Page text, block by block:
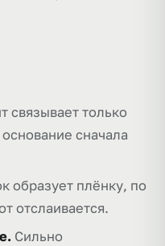
связывает только
сначала
образует плёнку, по
отслаивается.
Сильно